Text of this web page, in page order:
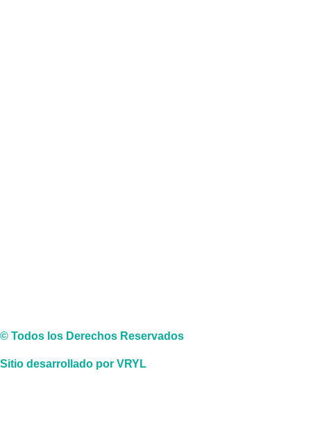
© Todos los Derechos Reservados
Sitio desarrollado por VRYL